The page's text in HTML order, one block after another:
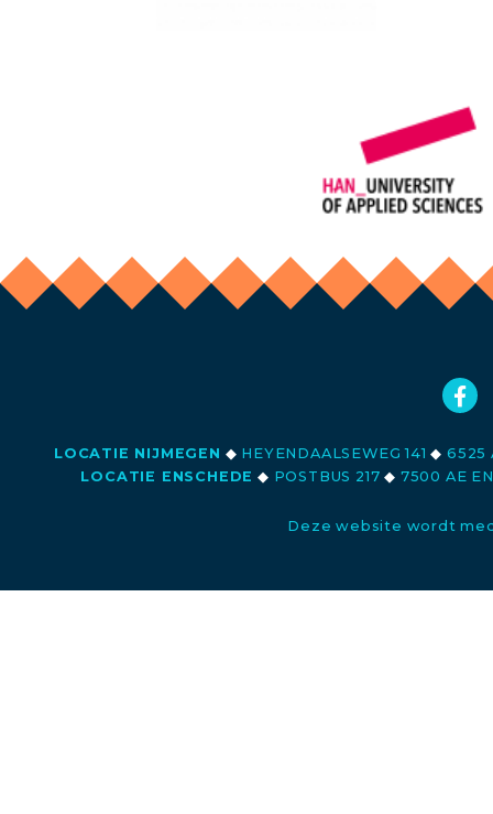
LOCATIE NIJMEGEN ◆ HEYENDAALSEWEG 141◆ 6525
LOCATIE ENSCHEDE ◆ POSTBUS 217◆ 7500 AE
Deze website wordt